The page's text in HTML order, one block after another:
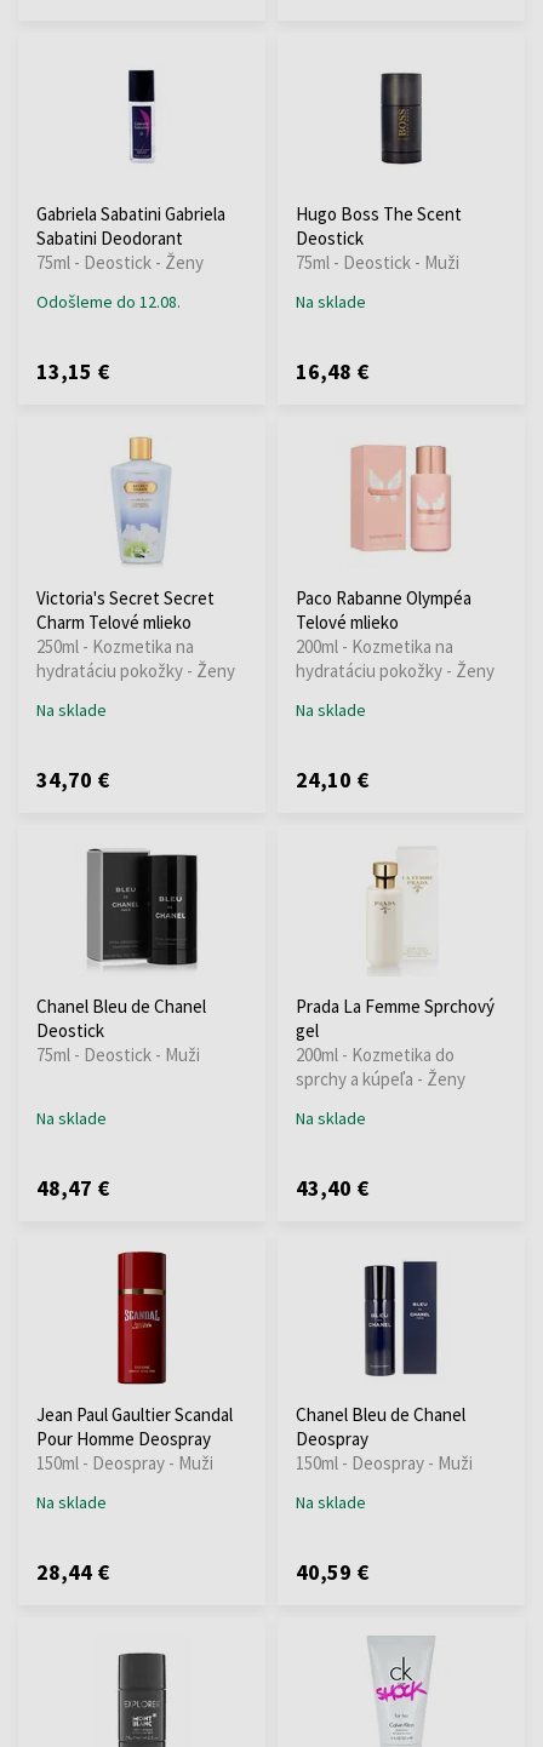
Gabriela Sabatini Gabriela
Sabatini Deodorant
75ml - Deostick - Ženy
Odošleme do 12.08.
13,15 €
Hugo Boss The Scent
Deostick
75ml - Deostick - Muži
Na sklade
16,48 €
Victoria's Secret Secret
Charm Telové mlieko
250ml - Kozmetika na
hydratáciu pokožky - Ženy
Na sklade
34,70 €
Paco Rabanne Olympéa
Telové mlieko
200ml - Kozmetika na
hydratáciu pokožky - Ženy
Na sklade
24,10 €
Chanel Bleu de Chanel
Deostick
75ml - Deostick - Muži
Na sklade
48,47 €
Prada La Femme Sprchový
gel
200ml - Kozmetika do
sprchy a kúpeľa - Ženy
Na sklade
43,40 €
Jean Paul Gaultier Scandal
Pour Homme Deospray
150ml - Deospray - Muži
Na sklade
28,44 €
Chanel Bleu de Chanel
Deospray
150ml - Deospray - Muži
Na sklade
40,59 €